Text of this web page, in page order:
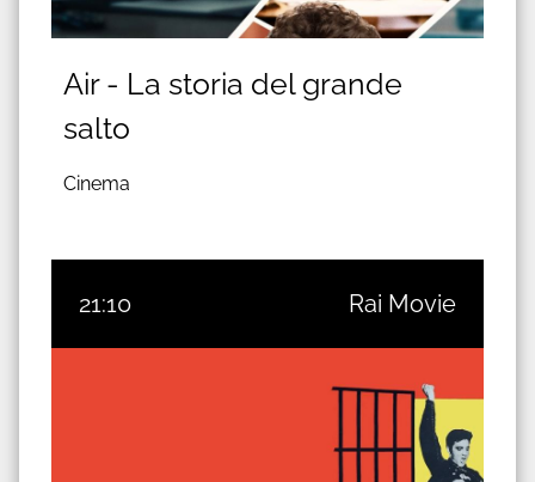
Air - La storia del grande
salto
Cinema
21:10 Rai Movie